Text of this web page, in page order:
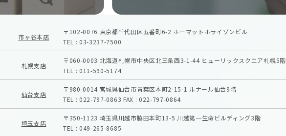
市ヶ谷本店
〒102-0076 東京都千代田区五番町6-2 ホーマットホライゾンビル
TEL : 03-3237-7500
札幌支店
〒060-0003 北海道札幌市中央区北三条西3-1-44 ヒューリックスクエア札幌5階
TEL : 011-590-5174
仙台支店
〒980-0014 宮城県仙台市青葉区本町2-15-1 ルナール仙台9階
TEL : 022-797-0863 FAX : 022-797-0864
埼玉支店
〒350-1123 埼玉県川越市脇田本町13-5 川越第一生命ビルディング3階
TEL : 049-265-8685